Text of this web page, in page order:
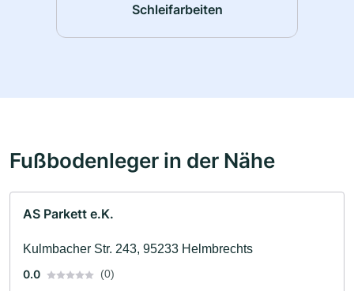
Schleifarbeiten
Fußbodenleger in der Nähe
AS Parkett e.K.
Kulmbacher Str. 243, 95233 Helmbrechts
0.0
(0)